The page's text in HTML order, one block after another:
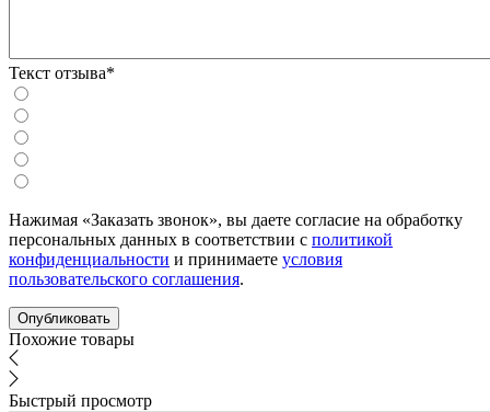
Текст отзыва*
Нажимая «Заказать звонок», вы даете согласие на обработку
персональных данных в соответствии с политикой
конфиденциальности и принимаете условия
пользовательского соглашения.
Похожие товары
Быстрый просмотр